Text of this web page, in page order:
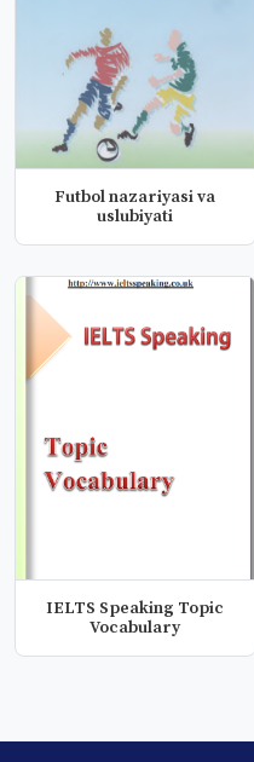
Futbol nazariyasi va
uslubiyati
IELTS Speaking Topic
Vocabulary